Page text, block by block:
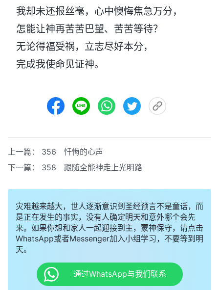
我却未还报丝毫，心中懊悔焦急万分，
怎能让神再苦苦巴望、苦苦等待？
无论得福受祸，立志尽好本分，
完成我使命见证神。
上一篇： 356 忏悔的心声
下一篇： 358 跟随全能神走上光明路
灾难越来越大，世人逐渐意识到圣经预言不是童话，而
是正在发生的事实，没有人确定明天和意外哪个会先
来。如果你想和家人一起迎接到主，蒙神保守，请点击
WhatsApp或者Messenger加入小组学习，不要等到明
天。
通过WhatsApp与我们联系